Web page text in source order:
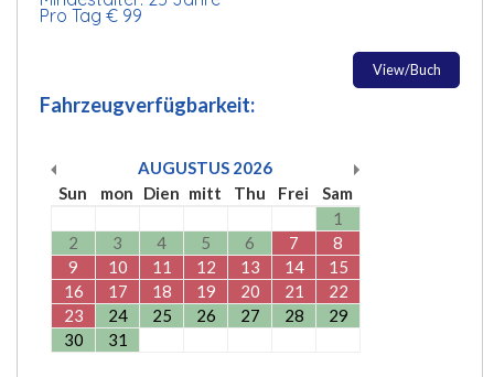
Pro Tag € 99
View/Buch
Fahrzeugverfügbarkeit:
AUGUSTUS 2026
Sun
mon Dien mitt Thu Frei
Sam
1
2
3 4 5 6 7
8
9
10 11 12 13 14
15
16
17 18 19 20 21
22
23
24 25 26 27 28
29
30
31